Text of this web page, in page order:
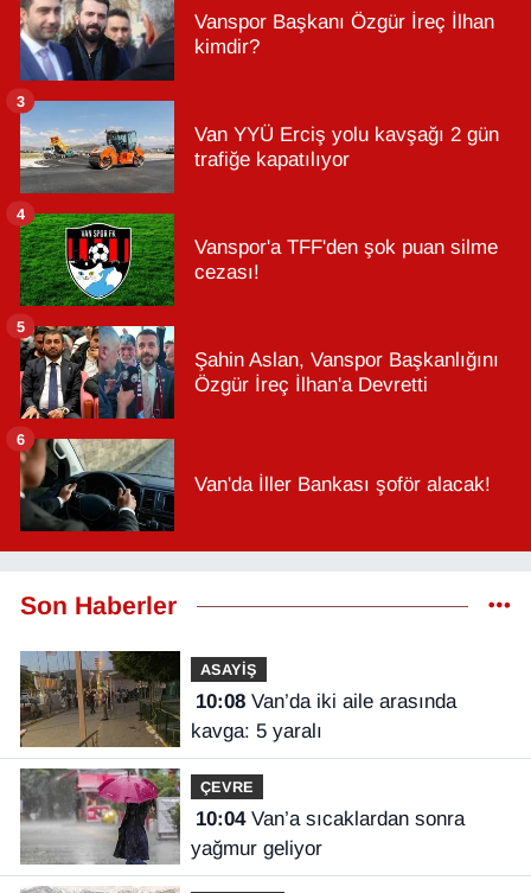
Vanspor Başkanı Özgür İreç İlhan
kimdir?
Van YYÜ Erciş yolu kavşağı 2 gün
trafiğe kapatılıyor
3
Vanspor'a TFF'den şok puan silme
cezası!
4
Şahin Aslan, Vanspor Başkanlığını
Özgür İreç İlhan'a Devretti
5
Van'da İller Bankası şoför alacak!
6
Son Haberler
ASAYİŞ
10:08Van’da iki aile arasında
kavga: 5 yaralı
ÇEVRE
10:04Van’a sıcaklardan sonra
yağmur geliyor